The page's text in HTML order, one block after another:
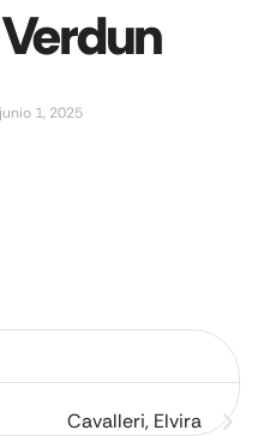
junio 1, 2025
Cavalleri, Elvira